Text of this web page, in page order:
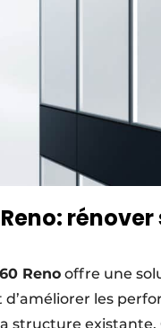
Reno offre une
les
structure